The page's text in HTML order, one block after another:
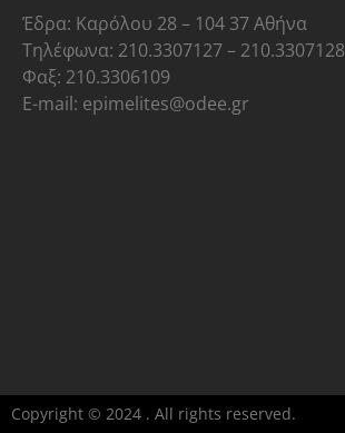
Έδρα: Καρόλου 28 – 104 37 Αθήνα
Τηλέφωνα: 210.3307127 – 210.3307128
Φαξ: 210.3306109
E-mail: epimelites@odee.gr
Copyright © 2024 . All rights reserved.